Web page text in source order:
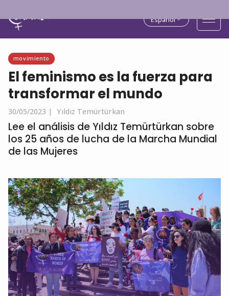
Español
movimiento
El feminismo es la fuerza para
transformar el mundo
30/05/2023 | Yıldız Temürtürkan
Lee el análisis de Yıldız Temürtürkan sobre
los 25 años de lucha de la Marcha Mundial
de las Mujeres